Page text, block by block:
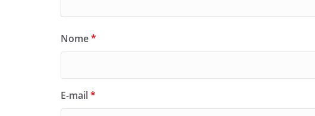
Nome*
E-mail*